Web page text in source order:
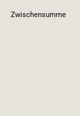
Zwischensumme